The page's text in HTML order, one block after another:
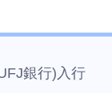
銀行)入行